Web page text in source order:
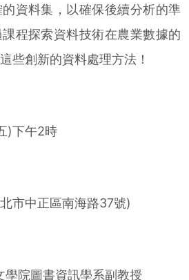
資料集，以確保後續分析的準
程探索資料技術在農業數據的
些創新的資料處理方法！
)下午2時
市中正區南海路37號)
學院圖書資訊學系副教授